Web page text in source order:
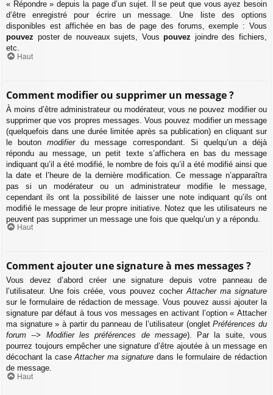
« Répondre » depuis la page d’un sujet. Il se peut que vous ayez besoin
d’être enregistré pour écrire un message. Une liste des options
disponibles est affichée en bas de page des forums, exemple : Vous
pouvez poster de nouveaux sujets, Vouspouvez joindre des fichiers,
etc.
Haut
Comment modifier ou supprimer un message ?
À moins d’être administrateur ou modérateur, vous ne pouvez modifier ou
supprimer que vos propres messages. Vous pouvez modifier un message
(quelquefois dans une durée limitée après sa publication) en cliquant sur
le boutonmodifierdu message correspondant. Si quelqu’un a déjà
répondu au message, un petit texte s’affichera en bas du message
indiquant qu’il a été modifié, le nombre de fois qu’il a été modifié ainsi que
la date et l’heure de la dernière modification. Ce message n’apparaîtra
pas si un modérateur ou un administrateur modifie le message,
cependant ils ont la possibilité de laisser une note indiquant qu’ils ont
modifié le message de leur propre initiative. Notez que les utilisateurs ne
peuvent pas supprimer un message une fois que quelqu’un y a répondu.
Haut
Comment ajouter une signature à mes messages ?
Vous devez d’abord créer une signature depuis votre panneau de
l’utilisateur. Une fois créée, vous pouvez cocherAttacher ma signature
sur le formulaire de rédaction de message. Vous pouvez aussi ajouter la
signature par défaut à tous vos messages en activant l’option « Attacher
ma signature » à partir du panneau de l’utilisateur (ongletPréférences du
forum --> Modifier les préférences de message). Par la suite, vous
pourrez toujours empêcher une signature d’être ajoutée à un message en
décochant la caseAttacher ma signature dans le formulaire de rédaction
de message.
Haut